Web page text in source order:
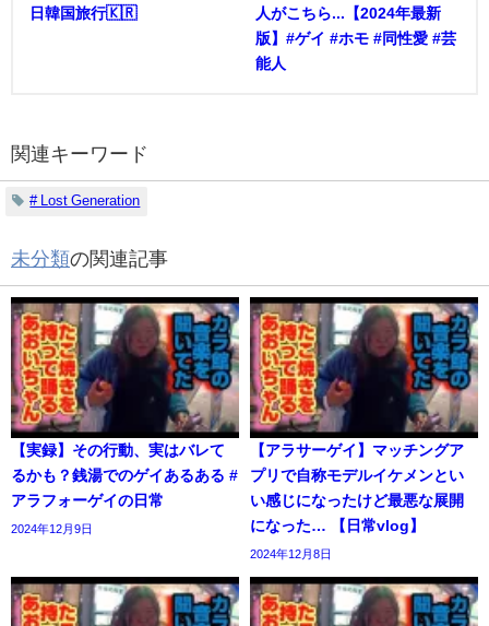
日韓国旅行🇰🇷
人がこちら...【2024年最新
版】#ゲイ #ホモ #同性愛 #芸
能人
関連キーワード
# Lost Generation
未分類の関連記事
【実録】その行動、実はバレて
るかも？銭湯でのゲイあるある #
アラフォーゲイの日常
2024年12月9日
【アラサーゲイ】マッチングア
プリで自称モデルイケメンとい
い感じになったけど最悪な展開
になった… 【日常vlog】
2024年12月8日